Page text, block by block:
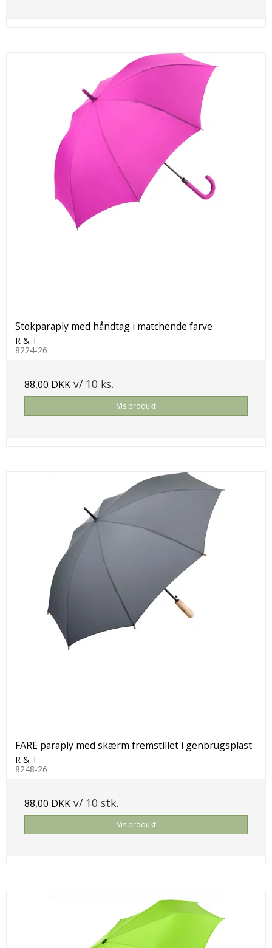
Stokparaply med håndtag i matchende farve
R & T
8224-26
88,00 DKK v/ 10 ks.
Vis produkt
FARE paraply med skærm fremstillet i genbrugsplast
R & T
8248-26
88,00 DKK v/ 10 stk.
Vis produkt